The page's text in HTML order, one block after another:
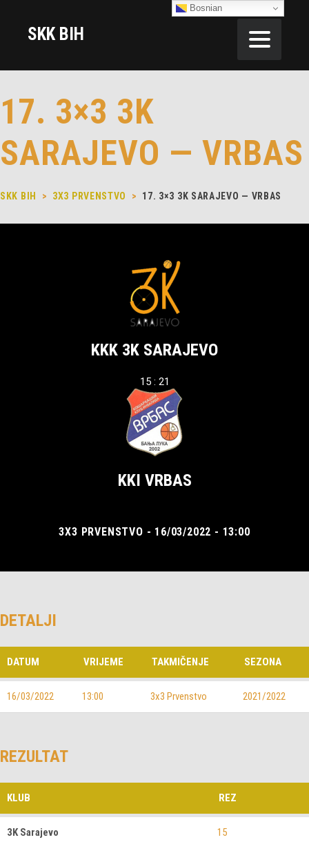
SKK BIH
17. 3×3 3K
SARAJEVO — VRBAS
SKK BIH > 3X3 PRVENSTVO > 17. 3×3 3K SARAJEVO — VRBAS
KKK 3K SARAJEVO
15 : 21
KKI VRBAS
3X3 PRVENSTVO - 16/03/2022 - 13:00
DETALJI
DATUM VRIJEME TAKMIČENJE SEZONA
16/03/2022 13:00 3x3 Prvenstvo 2021/2022
REZULTAT
KLUB REZ
3K Sarajevo 15
Bosnian